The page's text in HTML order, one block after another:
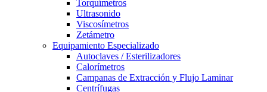
Torquímetros
Ultrasonido
Viscosímetros
Zetámetro
Equipamiento Especializado
Autoclaves / Esterilizadores
Calorímetros
Campanas de Extracción y Flujo Laminar
Centrífugas